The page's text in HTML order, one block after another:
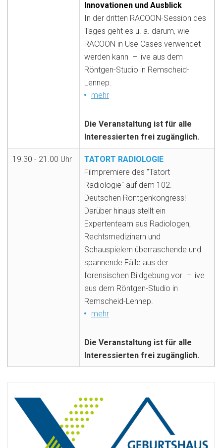
Innovationen und Ausblick
In der dritten RACOON-Session des
Tages geht es u. a. darum, wie
RACOON in Use Cases verwendet
werden kann – live aus dem
Röntgen-Studio in Remscheid-
Lennep.
mehr
Die Veranstaltung ist für alle
Interessierten frei zugänglich.
19.30 - 21.00 Uhr
TATORT RADIOLOGIE
Filmpremiere des "Tatort
Radiologie" auf dem 102.
Deutschen Röntgenkongress!
Darüber hinaus stellt ein
Expertenteam aus Radiologen,
Rechtsmedizinern und
Schauspielern überraschende und
spannende Fälle aus der
forensischen Bildgebung vor – live
aus dem Röntgen-Studio in
Remscheid-Lennep.
mehr
Die Veranstaltung ist für alle
Interessierten frei zugänglich.